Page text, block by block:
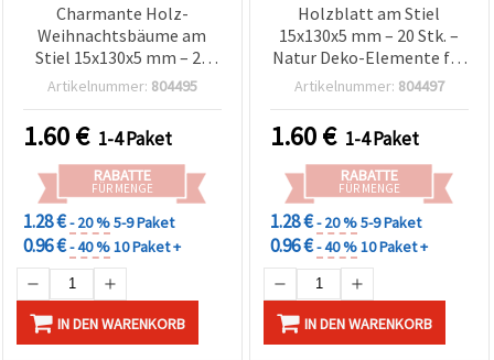
Charmante Holz-
Weihnachtsbäume am
Stiel 15x130x5 mm – 20
Stk. – Natürliche Deko für
weihnachtliche Gestecke
Artikelnummer: 804495
1.60€ 1-4 Paket
RABATTE
FÜR MENGE
1.28 €- 20 %5-9 Paket
0.96 €- 40 %10 Paket +
IN DEN WARENKORB
Holzblatt am Stiel
15x130x5 mm – 20 Stk. –
Natur Deko-Elemente für
Basteln, Floristik &
Artikelnummer: 804497
1.60€ 1-4 Paket
RABATTE
FÜR MENGE
1.28 €- 20 %5-9 Paket
0.96 €- 40 %10 Paket +
IN DEN WARENKORB